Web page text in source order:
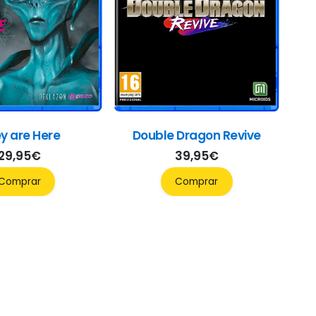
are Here
€
Double Dragon Revive
39,95€
Comprar